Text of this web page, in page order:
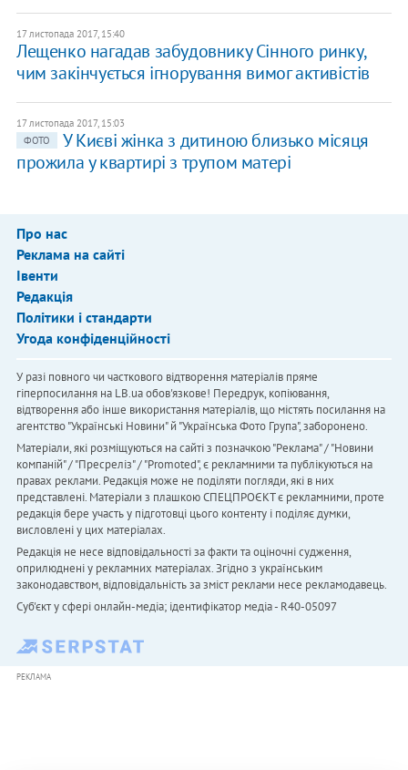
17 листопада 2017, 15:40
Лещенко нагадав забудовнику Сінного ринку,
чим закінчується ігнорування вимог активістів
17 листопада 2017, 15:03
ФОТО
У Києві жінка з дитиною близько місяця
прожила у квартирі з трупом матері
Про нас
Реклама на сайті
Івенти
Редакція
Політики і стандарти
Угода конфіденційності
У разі повного чи часткового відтворення матеріалів пряме
гіперпосилання на LB.ua обов'язкове! Передрук, копіювання,
відтворення або інше використання матеріалів, що містять посилання на
агентство "Українськi Новини" й "Українська Фото Група", заборонено.
Матеріали, які розміщуються на сайті з позначкою "Реклама" / "Новини
компаній" / "Пресреліз" / "Promoted", є рекламними та публікуються на
правах реклами. Редакція може не поділяти погляди, які в них
представлені. Матеріали з плашкою СПЕЦПРОЄКТ є рекламними, проте
редакція бере участь у підготовці цього контенту і поділяє думки,
висловлені у цих матеріалах.
Редакція не несе відповідальності за факти та оціночні судження,
оприлюднені у рекламних матеріалах. Згідно з українським
законодавством, відповідальність за зміст реклами несе рекламодавець.
Cуб'єкт у сфері онлайн-медіа; ідентифікатор медіа - R40-05097
РЕКЛАМА